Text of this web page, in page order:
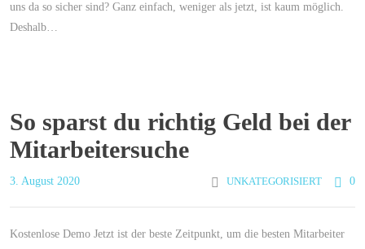
uns da so sicher sind? Ganz einfach, weniger als jetzt, ist kaum möglich.
Deshalb…
So sparst du richtig Geld bei der
Mitarbeitersuche
3. August 2020 UNKATEGORISIERT 0
Kostenlose Demo Jetzt ist der beste Zeitpunkt, um die besten Mitarbeiter